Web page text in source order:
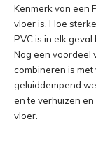
Kenmerk van een
vloer is. Hoe
PVC is in elk
Nog een voordeel
combineren is
geluiddempend
en te verhuizen
vloer.